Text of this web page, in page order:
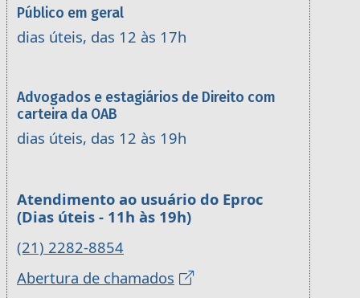
Público em geral
dias úteis, das 12 às 17h
Advogados e estagiários de Direito com
carteira da OAB
dias úteis, das 12 às 19h
Atendimento ao usuário do Eproc
(Dias úteis - 11h às 19h)
(21) 2282-8854
Abertura de chamados